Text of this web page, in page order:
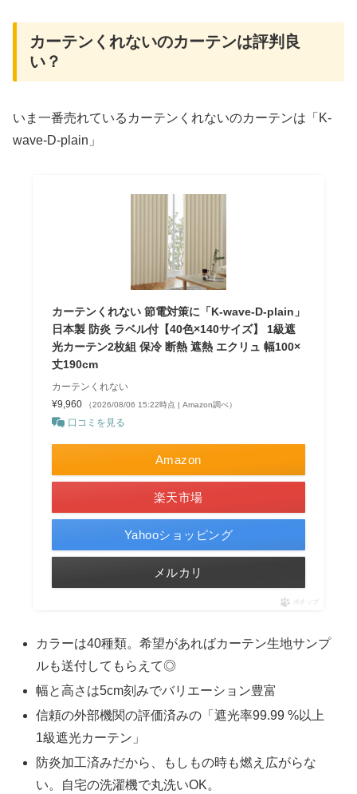
カーテンくれないのカーテンは評判良
い？
いま一番売れているカーテンくれないのカーテンは「K-
wave-D-plain」
カーテンくれない 節電対策に「K-wave-D-plain」
日本製 防炎 ラベル付【40色×140サイズ】 1級遮
光カーテン2枚組 保冷 断熱 遮熱 エクリュ 幅100×
丈190cm
カーテンくれない
¥9,960
（2026/08/06 15:22時点 | Amazon調べ）
口コミを見る
Amazon
楽天市場
Yahooショッピング
メルカリ
ポチップ
カラーは40種類。希望があればカーテン生地サンプ
ルも送付してもらえて◎
幅と高さは5cm刻みでバリエーション豊富
信頼の外部機関の評価済みの「遮光率99.99 %以上
1級遮光カーテン」
防炎加工済みだから、もしもの時も燃え広がらな
い。自宅の洗濯機で丸洗いOK。